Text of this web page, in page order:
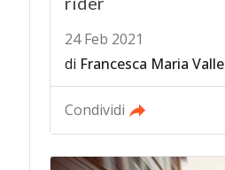
24 Feb 2021
di Francesca Maria Valle
Condividi